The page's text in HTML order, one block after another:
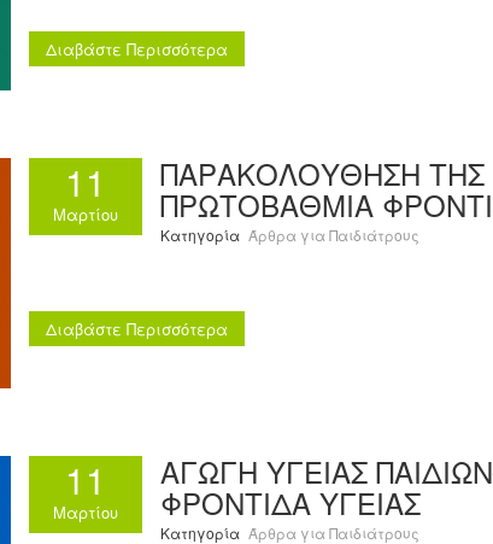
Διαβάστε Περισσότερα
11
Μαρτίου
ΠΑΡΑΚΟΛΟΥΘΗΣΗ ΤΗΣ
ΠΡΩΤΟΒΑΘΜΙΑ
Κατηγορία Άρθρα για Παιδιάτρους
Διαβάστε Περισσότερα
11
Μαρτίου
ΑΓΩΓΗ ΥΓΕΙΑΣ
ΦΡΟΝΤΙΔΑ ΥΓΕΙΑΣ
Κατηγορία Άρθρα για Παιδιάτρους